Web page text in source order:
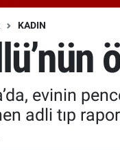
KADIN
evinin
adli tıp